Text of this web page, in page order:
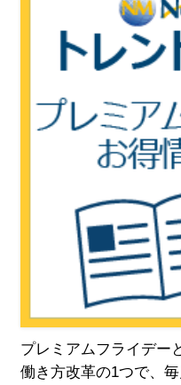
プレミアムフライデー
働き方改革の1つで、